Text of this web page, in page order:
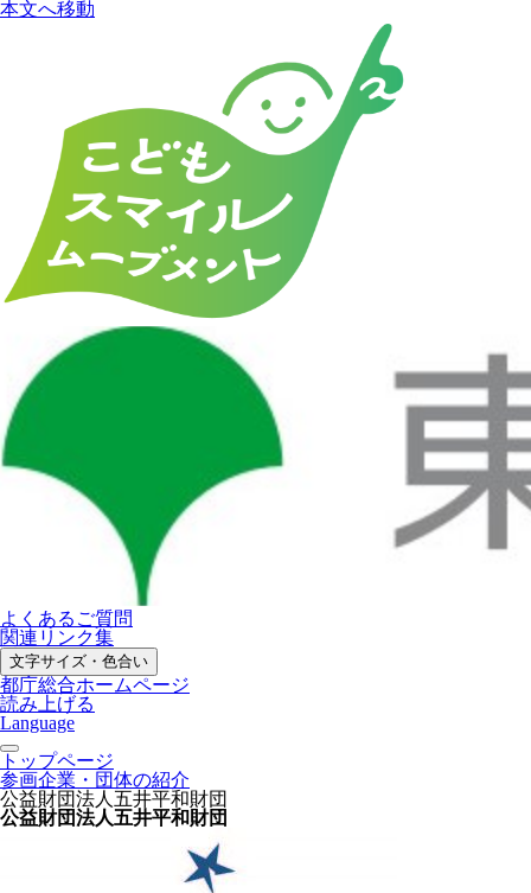
本文へ移動
よくあるご質問
関連リンク集
文字サイズ・色合い
都庁総合ホームページ
読み上げる
Language
トップページ
参画企業・団体の紹介
公益財団法人五井平和財団
公益財団法人五井平和財団